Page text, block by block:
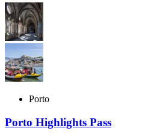
Porto
Porto Highlights Pass